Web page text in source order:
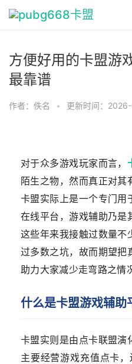
方便好用的卡盟游
最靠谱
作者：佚名 • 更新时间：
对于众多游戏玩家而言，
陌生之物，然而真正对其
卡盟实际上是一个专门用
在线平台，游戏辅助乃是
这些年来我接触过数量不
过多数之坑，故而期望把
助力大家减少走弯路之情
什么是卡盟游戏辅助
卡盟实则是由点卡联盟演
主要经营游戏充值点卡